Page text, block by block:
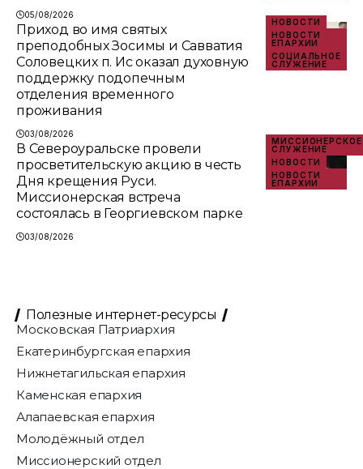
05/08/2026
НОВОСТИ
НОВОСТИ
ЕПАРХИИ
СОЦИАЛЬНОЕ
СЛУЖЕНИЕ
Приход во имя святых
преподобных Зосимы и Савватия
Соловецких п. Ис оказал духовную
поддержку подопечным
отделения временного
проживания
03/08/2026
МИССИОНЕРСКОЕ
СЛУЖЕНИЕ
НОВОСТИ
НОВОСТИ
ЕПАРХИИ
В Североуральске провели
просветительскую акцию в честь
Дня крещения Руси.
Миссионерская встреча
состоялась в Георгиевском парке
03/08/2026
Полезные интернет-ресурсы
Московская Патриархия
Екатеринбургская епархия
Нижнетагильская епархия
Каменская епархия
Алапаевская епархия
Молодёжный отдел
Миссионерский отдел